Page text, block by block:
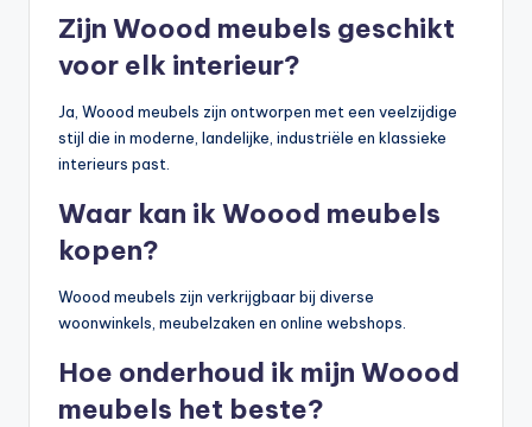
Zijn Woood meubels geschikt
voor elk interieur?
Ja, Woood meubels zijn ontworpen met een veelzijdige
stijl die in moderne, landelijke, industriële en klassieke
interieurs past.
Waar kan ik Woood meubels
kopen?
Woood meubels zijn verkrijgbaar bij diverse
woonwinkels, meubelzaken en online webshops.
Hoe onderhoud ik mijn Woood
meubels het beste?